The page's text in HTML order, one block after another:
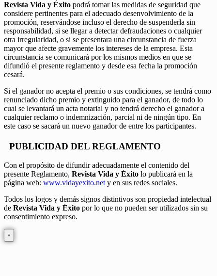
Revista Vida y Éxito podrá tomar las medidas de seguridad que
considere pertinentes para el adecuado desenvolvimiento de la
promoción, reservándose incluso el derecho de suspenderla sin
responsabilidad, si se llegar a detectar defraudaciones o cualquier
otra irregularidad, o si se presentara una circunstancia de fuerza
mayor que afecte gravemente los intereses de la empresa. Esta
circunstancia se comunicará por los mismos medios en que se
difundió el presente reglamento y desde esa fecha la promoción
cesará.
Si el ganador no acepta el premio o sus condiciones, se tendrá como
renunciado dicho premio y extinguido para el ganador, de todo lo
cual se levantará un acta notarial y no tendrá derecho el ganador a
cualquier reclamo o indemnización, parcial ni de ningún tipo. En
este caso se sacará un nuevo ganador de entre los participantes.
PUBLICIDAD DEL REGLAMENTO
Con el propósito de difundir adecuadamente el contenido del
presente Reglamento, Revista Vida y Éxito lo publicará en la
página web: www.vidayexito.net y en sus redes sociales.
Todos los logos y demás signos distintivos son propiedad intelectual
de Revista Vida y Éxito por lo que no pueden ser utilizados sin su
consentimiento expreso.
×